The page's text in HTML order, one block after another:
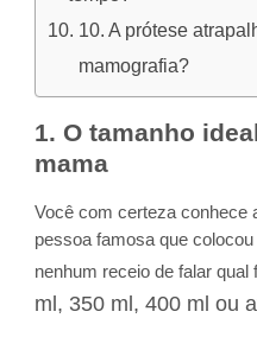
10. A prótese
mamografia?
1. O tamanho
mama
Você com certeza conhece
pessoa famosa que
nenhum receio de falar qual
ml, 350 ml, 400 ml ou